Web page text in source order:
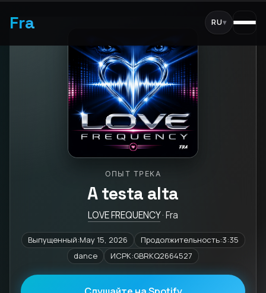
Fra RU▾
ОПЫТ ТРЕКА
A testa alta
LOVE FREQUENCY· Fra
Выпущенный:May 15, 2026
Продолжительность:3:35
dance
ИСРК:GBRKQ2664527